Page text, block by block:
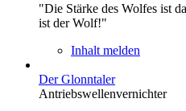
"Die Stärke des Wolfes ist
ist der Wolf!"
Inhalt melden
Der Glonntaler
Antriebswellenvernichter